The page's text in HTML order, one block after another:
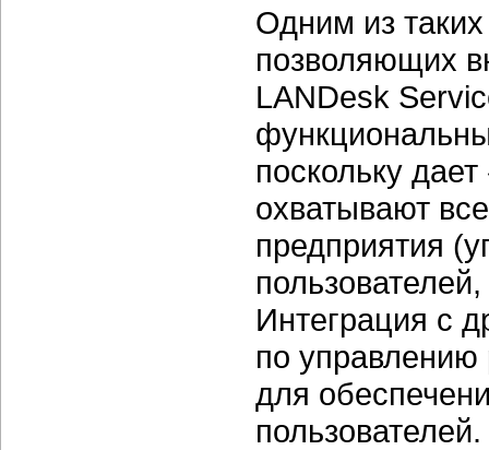
Одним из
позволяющих
LANDesk
поскольку
охватывают
предприятия
Интеграция с
по управлению
для
пользователей.